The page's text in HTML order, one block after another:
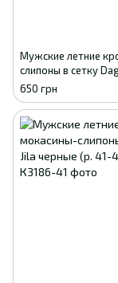
Мужские летние
слипоны в сетку
хаки 41
650 грн